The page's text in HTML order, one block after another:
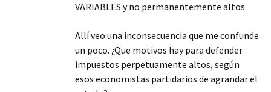
VARIABLES y no permanentemente altos.
Allí veo una inconsecuencia que me confunde
un poco. ¿Que motivos hay para defender
impuestos perpetuamente altos, según
esos economistas partidarios de agrandar el